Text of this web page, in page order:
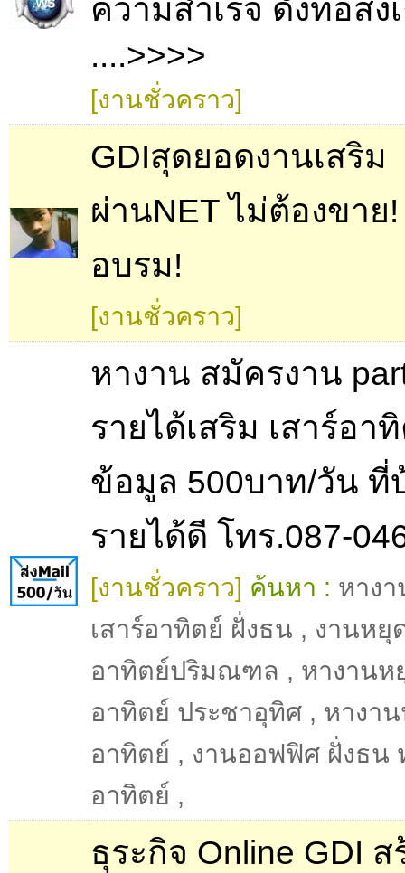
ความสำเร็จ ดั่งท่อส่ง
....>>>>
[งานชั่วคราว]
GDIสุดยอดงานเสริม
ผ่านNET ไม่ต้องขาย
อบรม!
[งานชั่วคราว]
หางาน สมัครงาน
รายได้เสริม เสาร์อา
ข้อมูล 500บาท/วัน ที่
รายได้ดี โทร.087-
[งานชั่วคราว] ค้นหา : หาง
เสาร์อาทิตย์ ฝั่งธน , งานหยุ
อาทิตย์ปริมณฑล , หางานห
อาทิตย์ ประชาอุทิศ , หางา
อาทิตย์ , งานออฟฟิศ ฝั่งธน
อาทิตย์ ,
ธุระกิจ Online GDI ส